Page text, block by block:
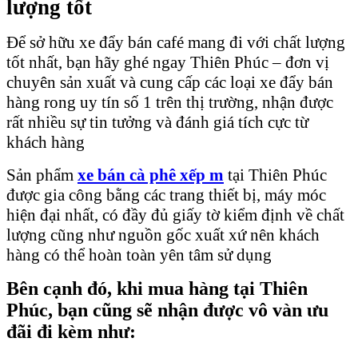
lượng tốt
Để sở hữu xe đẩy bán café mang đi với chất lượng
tốt nhất, bạn hãy ghé ngay Thiên Phúc – đơn vị
chuyên sản xuất và cung cấp các loại xe đẩy bán
hàng rong uy tín số 1 trên thị trường, nhận được
rất nhiều sự tin tưởng và đánh giá tích cực từ
khách hàng
Sản phẩm xe bán cà phê xếp m tại Thiên Phúc
được gia công bằng các trang thiết bị, máy móc
hiện đại nhất, có đầy đủ giấy tờ kiểm định về chất
lượng cũng như nguồn gốc xuất xứ nên khách
hàng có thể hoàn toàn yên tâm sử dụng
Bên cạnh đó, khi mua hàng tại Thiên
Phúc, bạn cũng sẽ nhận được vô vàn ưu
đãi đi kèm như: